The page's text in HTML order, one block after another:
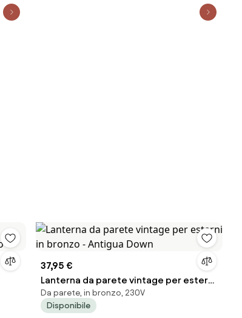
37,95 €
Lanterna da parete vintage per esterni
in bronzo - Antigua Down
Da parete, in bronzo, 230V
Disponibile